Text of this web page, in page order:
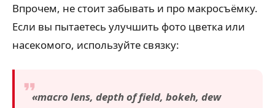
Впрочем, не стоит забывать и про макросъёмку.
Если вы пытаетесь улучшить фото цветка или
насекомого, используйте связку:
«macro lens, depth of field, bokeh, dew